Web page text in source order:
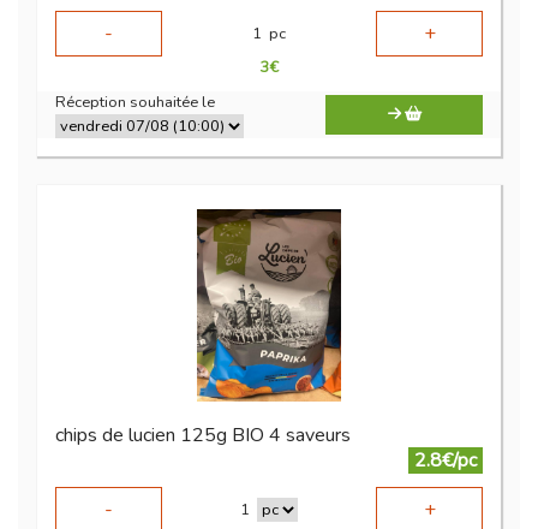
-
1 pc +
3€
Réception souhaitée le
chips de lucien 125g BIO 4 saveurs
2.8€/pc
-
1 +